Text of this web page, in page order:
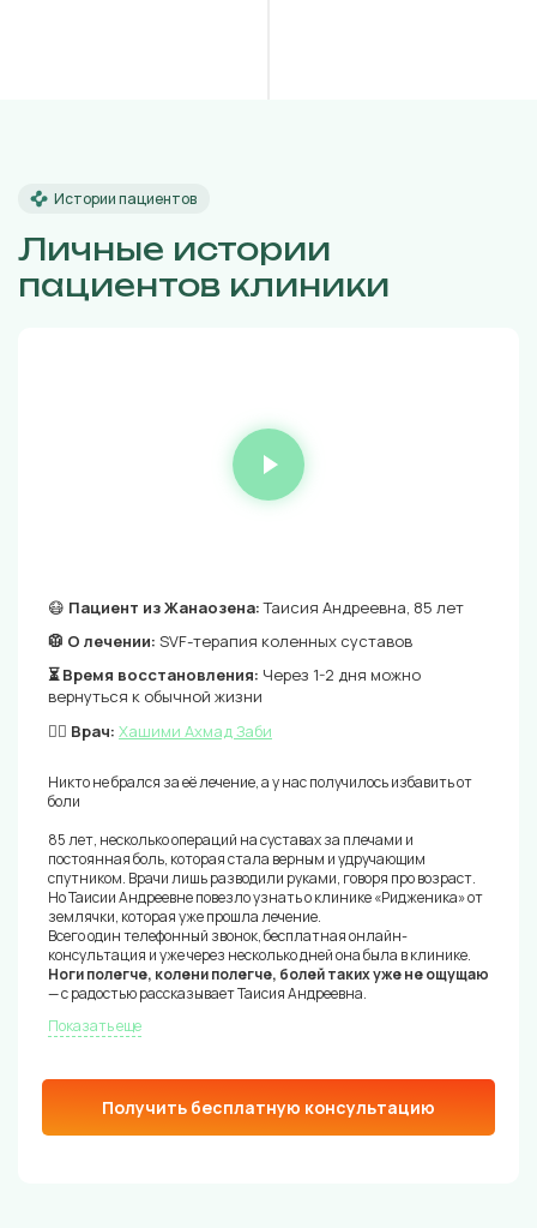
Истории пациентов
Личные истории
пациентов клиники
😷 Пациент из Жанаозена:Таисия Андреевна, 85 лет
🥼 О лечении: SVF-терапия коленных суставов
⏳ Время восстановления: Через 1-2 дня можно
вернуться к обычной жизни
👨‍⚕️ Врач: Хашими Ахмад Заби
Никто не брался за её лечение, а у нас получилось избавить от
боли
85 лет, несколько операций на суставах за плечами и
постоянная боль, которая стала верным и удручающим
спутником. Врачи лишь разводили руками, говоря про возраст.
Но Таисии Андреевне повезло узнать о клинике «Ридженика» от
землячки, которая уже прошла лечение.
Всего один телефонный звонок, бесплатная онлайн-
консультация и уже через несколько дней она была в клинике.
Ноги полегче, колени полегче, болей таких уже не ощущаю
— с радостью рассказывает Таисия Андреевна.
Показать еще
Получить бесплатную консультацию